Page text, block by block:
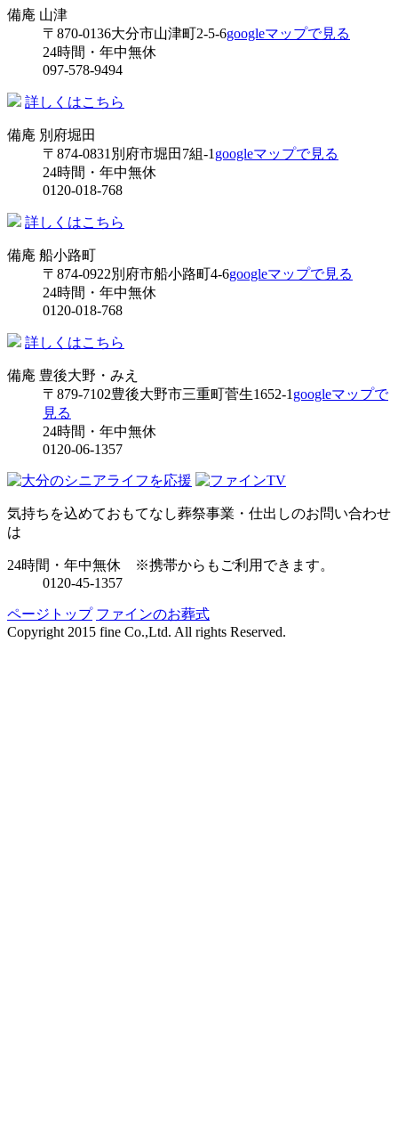
備庵 山津
〒870-0136大分市山津町2-5-6googleマップで見る
24時間・年中無休
097-578-9494
詳しくはこちら
備庵 別府堀田
〒874-0831 別府市堀田7組-1 googleマップで見る
24時間・年中無休
0120-018-768
詳しくはこちら
備庵 船小路町
〒874-0922別府市船小路町4-6googleマップで見る
24時間・年中無休
0120-018-768
詳しくはこちら
備庵 豊後大野・みえ
〒879-7102豊後大野市三重町菅生1652-1 googleマップで
見る
24時間・年中無休
0120-06-1357
気持ちを込めておもてなし葬祭事業・仕出しのお問い合わせ
は
24時間・年中無休
※携帯からもご利用できます。
0120-45-1357
ページトップ ファインのお葬式
Copyright 2015 fine Co.,Ltd. All rights Reserved.